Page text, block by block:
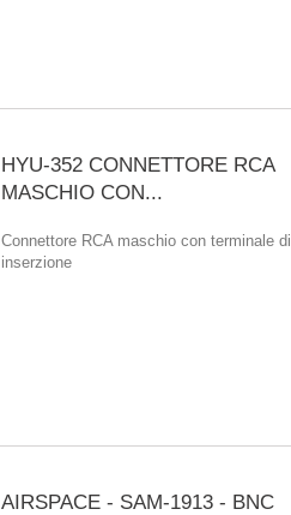
HYU-352 CONNETTORE RCA
MASCHIO CON...
Connettore RCA maschio con terminale di
inserzione
AIRSPACE - SAM-1913 - BNC